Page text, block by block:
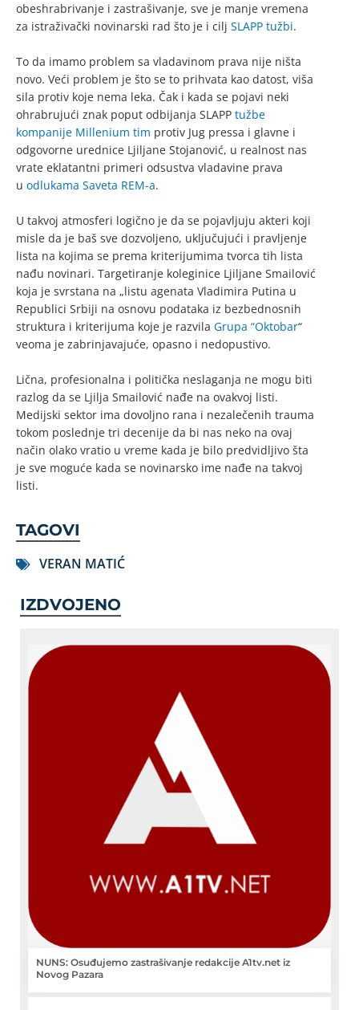
obeshrabrivanje i zastrašivanje, sve je manje vremena
za istraživački novinarski rad što je i cilj SLAPP tužbi.
To da imamo problem sa vladavinom prava nije ništa
novo. Veći problem je što se to prihvata kao datost, viša
sila protiv koje nema leka. Čak i kada se pojavi neki
ohrabrujući znak poput odbijanja SLAPP tužbe
kompanije Millenium tim protiv Jug pressa i glavne i
odgovorne urednice Ljiljane Stojanović, u realnost nas
vrate eklatantni primeri odsustva vladavine prava
u odlukama Saveta REM-a.
U takvoj atmosferi logično je da se pojavljuju akteri koji
misle da je baš sve dozvoljeno, uključujući i pravljenje
lista na kojima se prema kriterijumima tvorca tih lista
nađu novinari. Targetiranje koleginice Ljiljane Smailović
koja je svrstana na „listu agenata Vladimira Putina u
Republici Srbiji na osnovu podataka iz bezbednosnih
struktura i kriterijuma koje je razvila Grupa “Oktobar“
veoma je zabrinjavajuće, opasno i nedopustivo.
Lična, profesionalna i politička neslaganja ne mogu biti
razlog da se Ljilja Smailović nađe na ovakvoj listi.
Medijski sektor ima dovoljno rana i nezalečenih trauma
tokom poslednje tri decenije da bi nas neko na ovaj
način olako vratio u vreme kada je bilo predvidljivo šta
je sve moguće kada se novinarsko ime nađe na takvoj
listi.
TAGOVI
VERAN MATIĆ
IZDVOJENO
NUNS: Osuđujemo zastrašivanje redakcije A1tv.net iz
Novog Pazara